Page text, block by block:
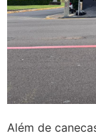
Além de